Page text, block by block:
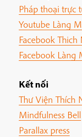
Pháp thoại trực
Youtube Làng
Facebook
Facebook Làng
Kết nối
Thư Viện Thích
Mindfulness Bell
Parallax press